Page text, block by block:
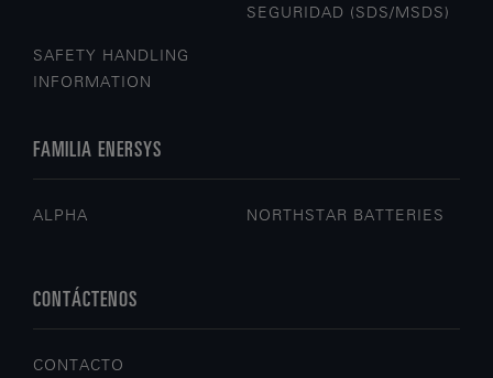
SEGURIDAD (SDS/MSDS)
SAFETY HANDLING
INFORMATION
FAMILIA ENERSYS
ALPHA NORTHSTAR BATTERIES
CONTÁCTENOS
CONTACTO